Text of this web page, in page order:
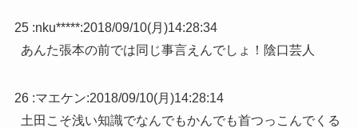
25 :nku*****:2018/09/10(月)14:28:34
あんた張本の前では同じ事言えんでしょ！陰口芸人
26 :マエケン:2018/09/10(月)14:28:14
土田こそ浅い知識でなんでもかんでも首つっこんでくる